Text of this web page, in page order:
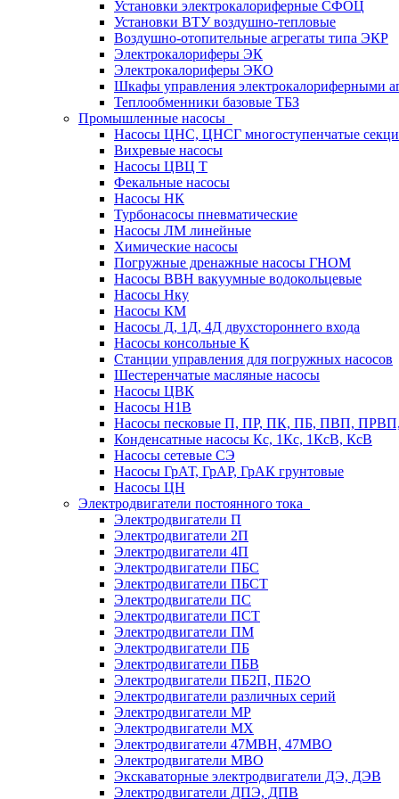
Установки электрокалориферные СФОЦ
Установки ВТУ воздушно-тепловые
Воздушно-отопительные агрегаты типа ЭКР
Электрокалориферы ЭК
Электрокалориферы ЭКО
Шкафы управления электрокалориферными
Теплообменники базовые ТБЗ
Промышленные насосы
Насосы ЦНС, ЦНСГ многоступенчатые
Вихревые насосы
Насосы ЦВЦ Т
Фекальные насосы
Насосы НК
Турбонасосы пневматические
Насосы ЛМ линейные
Химические насосы
Погружные дренажные насосы ГНОМ
Насосы ВВН вакуумные водокольцевые
Насосы Нку
Насосы КМ
Насосы Д, 1Д, 4Д двухстороннего входа
Насосы консольные К
Станции управления для погружных насосов
Шестеренчатые масляные насосы
Насосы ЦВК
Насосы Н1В
Насосы песковые П, ПР, ПК, ПБ, ПВП,
Конденсатные насосы Кс, 1Кс, 1КсВ, КсВ
Насосы сетевые СЭ
Насосы ГрАТ, ГрАР, ГрАК грунтовые
Насосы ЦН
Электродвигатели постоянного тока
Электродвигатели П
Электродвигатели 2П
Электродвигатели 4П
Электродвигатели ПБС
Электродвигатели ПБСТ
Электродвигатели ПС
Электродвигатели ПСТ
Электродвигатели ПМ
Электродвигатели ПБ
Электродвигатели ПБВ
Электродвигатели ПБ2П, ПБ2О
Электродвигатели различных серий
Электродвигатели МР
Электродвигатели MX
Электродвигатели 47MBH, 47МВО
Электродвигатели MBO
Экскаваторные электродвигатели ДЭ, ДЭВ
Электродвигатели ДПЭ, ДПВ